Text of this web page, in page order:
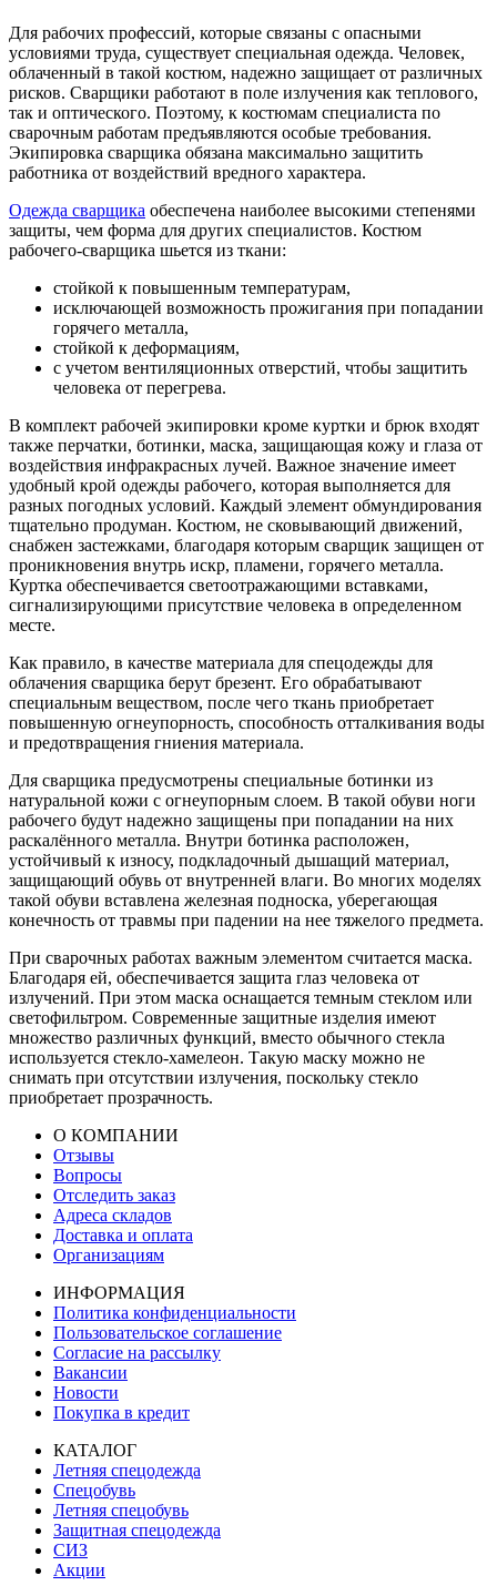
Для рабочих профессий, которые связаны с опасными
условиями труда, существует специальная одежда. Человек,
облаченный в такой костюм, надежно защищает от различных
рисков. Сварщики работают в поле излучения как теплового,
так и оптического. Поэтому, к костюмам специалиста по
сварочным работам предъявляются особые требования.
Экипировка сварщика обязана максимально защитить
работника от воздействий вредного характера.
Одежда сварщика обеспечена наиболее высокими степенями
защиты, чем форма для других специалистов. Костюм
рабочего-сварщика шьется из ткани:
стойкой к повышенным температурам,
исключающей возможность прожигания при попадании
горячего металла,
стойкой к деформациям,
с учетом вентиляционных отверстий, чтобы защитить
человека от перегрева.
В комплект рабочей экипировки кроме куртки и брюк входят
также перчатки, ботинки, маска, защищающая кожу и глаза от
воздействия инфракрасных лучей. Важное значение имеет
удобный крой одежды рабочего, которая выполняется для
разных погодных условий. Каждый элемент обмундирования
тщательно продуман. Костюм, не сковывающий движений,
снабжен застежками, благодаря которым сварщик защищен от
проникновения внутрь искр, пламени, горячего металла.
Куртка обеспечивается светоотражающими вставками,
сигнализирующими присутствие человека в определенном
месте.
Как правило, в качестве материала для спецодежды для
облачения сварщика берут брезент. Его обрабатывают
специальным веществом, после чего ткань приобретает
повышенную огнеупорность, способность отталкивания воды
и предотвращения гниения материала.
Для сварщика предусмотрены специальные ботинки из
натуральной кожи с огнеупорным слоем. В такой обуви ноги
рабочего будут надежно защищены при попадании на них
раскалённого металла. Внутри ботинка расположен,
устойчивый к износу, подкладочный дышащий материал,
защищающий обувь от внутренней влаги. Во многих моделях
такой обуви вставлена железная подноска, уберегающая
конечность от травмы при падении на нее тяжелого предмета.
При сварочных работах важным элементом считается маска.
Благодаря ей, обеспечивается защита глаз человека от
излучений. При этом маска оснащается темным стеклом или
светофильтром. Современные защитные изделия имеют
множество различных функций, вместо обычного стекла
используется стекло-хамелеон. Такую маску можно не
снимать при отсутствии излучения, поскольку стекло
приобретает прозрачность.
О КОМПАНИИ
Отзывы
Вопросы
Отследить заказ
Адреса складов
Доставка и оплата
Организациям
ИНФОРМАЦИЯ
Политика конфиденциальности
Пользовательское соглашение
Согласие на рассылку
Вакансии
Новости
Покупка в кредит
КАТАЛОГ
Летняя спецодежда
Спецобувь
Летняя спецобувь
Защитная спецодежда
СИЗ
Акции